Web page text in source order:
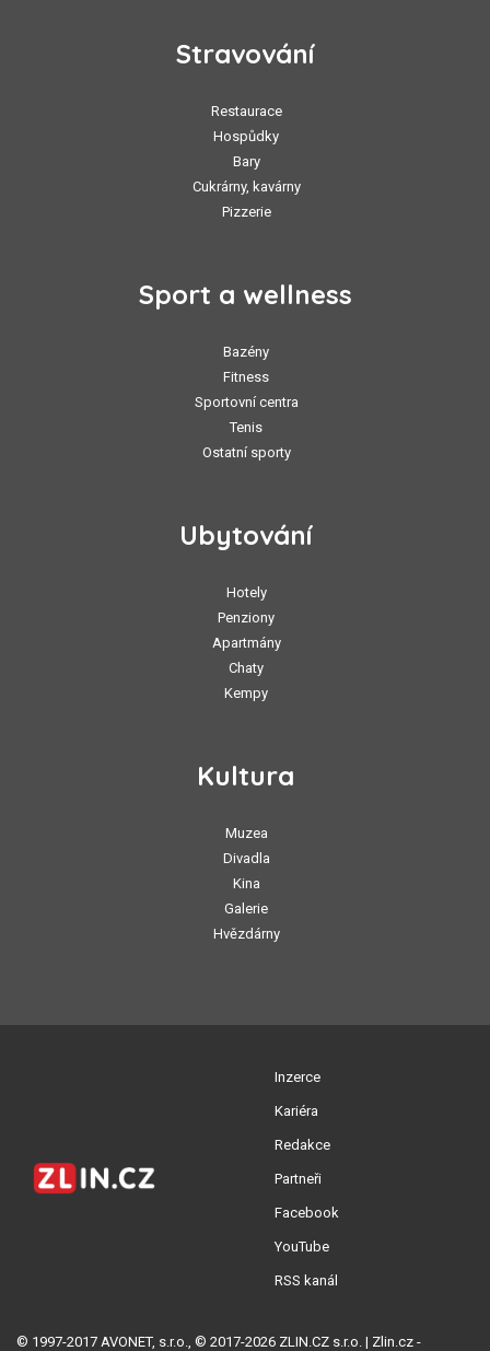
Stravování
Restaurace
Hospůdky
Bary
Cukrárny, kavárny
Pizzerie
Sport a wellness
Bazény
Fitness
Sportovní centra
Tenis
Ostatní sporty
Ubytování
Hotely
Penziony
Apartmány
Chaty
Kempy
Kultura
Muzea
Divadla
Kina
Galerie
Hvězdárny
Inzerce
Kariéra
Redakce
Partneři
Facebook
YouTube
RSS kanál
© 1997-2017 AVONET, s.r.o., © 2017-2026 ZLIN.CZ s.r.o. | Zlin.cz -